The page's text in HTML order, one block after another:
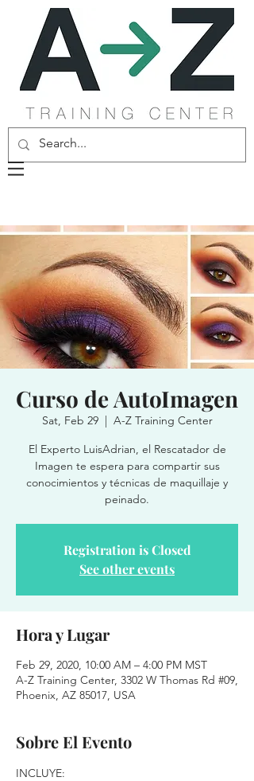
Curso de AutoImagen
Sat, Feb 29
  |
A-Z Training Center
El Experto LuisAdrian, el Rescatador de
Imagen te espera para compartir sus
conocimientos y técnicas de maquillaje y
peinado.
Registration is Closed
See other events
Hora y Lugar
Feb 29, 2020, 10:00 AM – 4:00 PM MST
A-Z Training Center, 3302 W Thomas Rd #09,
Phoenix, AZ 85017, USA
Sobre El Evento
INCLUYE: